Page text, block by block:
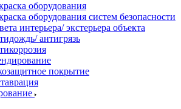
оборудования
оборудования систем безопасности
интерьера/ экстерьера объекта
антигрязь
покрытие